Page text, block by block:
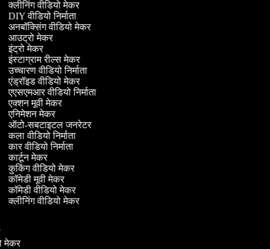
क्लीनिंग वीडियो मेकर
DIY वीडियो निर्माता
अनबॉक्सिंग वीडियो मेकर
आउट्रो मेकर
इंट्रो मेकर
इंस्टाग्राम रील्स मेकर
उच्चारण वीडियो निर्माता
एंड्रॉइड वीडियो मेकर
एएसएमआर वीडियो निर्माता
एक्शन मूवी मेकर
एनिमेशन मेकर
ऑटो-सबटाइटल जनरेटर
कला वीडियो निर्माता
कार वीडियो निर्माता
कार्टून मेकर
कुकिंग वीडियो मेकर
कॉमेडी मूवी मेकर
कॉमेडी वीडियो मेकर
क्लीनिंग वीडियो मेकर
मेकर